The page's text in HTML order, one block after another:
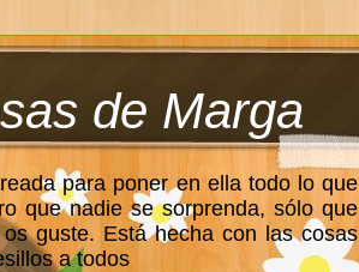
de Marga
para poner en ella todo lo que
que nadie se sorprenda, sólo que
guste. Está hecha con las cosas
a todos